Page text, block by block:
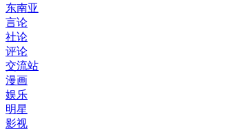
东南亚
言论
社论
评论
交流站
漫画
娱乐
明星
影视